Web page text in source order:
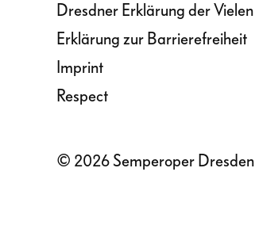
Dresdner Erklärung der Vielen
Erklärung zur Barrierefreiheit
Imprint
Respect
© 2026 Semperoper Dresden